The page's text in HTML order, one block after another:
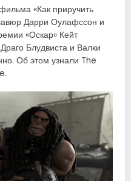
«Как приручить
Дарри Оулафссон и
«Оскар» Кейт
Блудвиста и Валки
Об этом узнали The